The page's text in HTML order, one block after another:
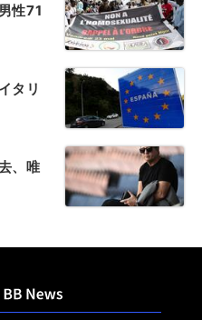
性71
タリ
、唯